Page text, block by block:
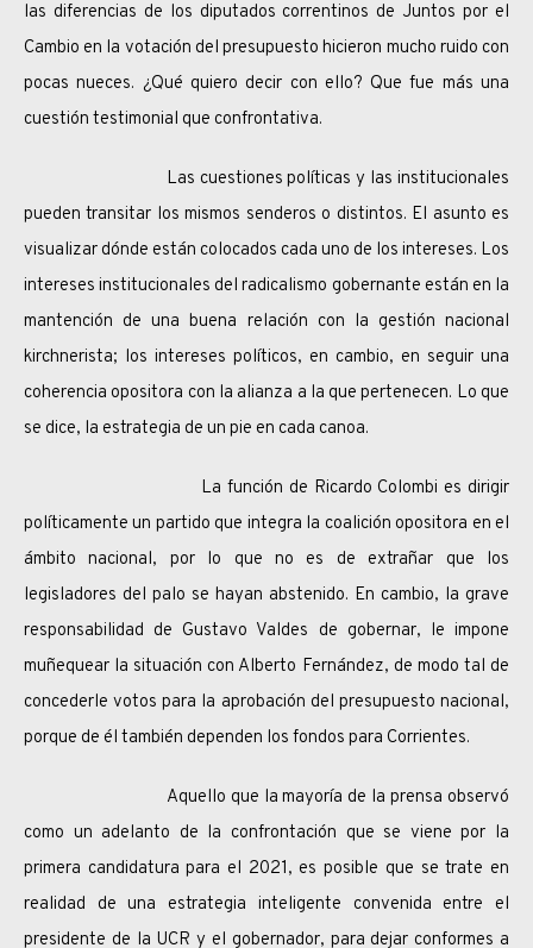
las diferencias de los diputados correntinos de Juntos por el
Cambio en la votación del presupuesto hicieron mucho ruido con
pocas nueces. ¿Qué quiero decir con ello? Que fue más una
cuestión testimonial que confrontativa.
Las cuestiones políticas y las institucionales
pueden transitar los mismos senderos o distintos. El asunto es
visualizar dónde están colocados cada uno de los intereses. Los
intereses institucionales del radicalismo gobernante están en la
mantención de una buena relación con la gestión nacional
kirchnerista; los intereses políticos, en cambio, en seguir una
coherencia opositora con la alianza a la que pertenecen. Lo que
se dice, la estrategia de un pie en cada canoa.
La función de Ricardo Colombi es dirigir
políticamente un partido que integra la coalición opositora en el
ámbito nacional, por lo que no es de extrañar que los
legisladores del palo se hayan abstenido. En cambio, la grave
responsabilidad de Gustavo Valdes de gobernar, le impone
muñequear la situación con Alberto Fernández, de modo tal de
concederle votos para la aprobación del presupuesto nacional,
porque de él también dependen los fondos para Corrientes.
Aquello que la mayoría de la prensa observó
como un adelanto de la confrontación que se viene por la
primera candidatura para el 2021, es posible que se trate en
realidad de una estrategia inteligente convenida entre el
presidente de la UCR y el gobernador, para dejar conformes a